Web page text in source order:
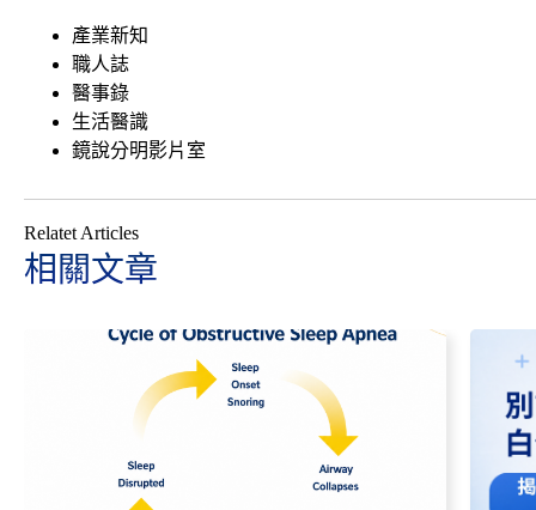
產業新知
職人誌
醫事錄
生活醫識
鏡說分明影片室
Relatet Articles
相關文章